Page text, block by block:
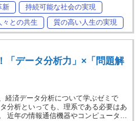
新
持続可能な社会の実現
々との共生
質の高い人生の実現
「データ分析力」×「問題解
経済データ分析について学ぶゼミで
分析といっても、理系である必要はあ
近年の情報通信機器やコンピュータ…